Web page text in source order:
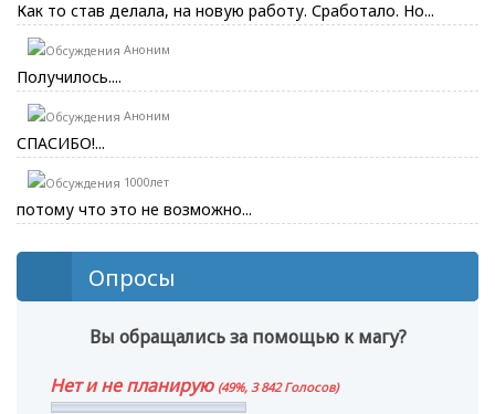
Как то став делала, на новую работу. Сработало. Но...
Аноним
Получилось....
Аноним
СПАСИБО!...
1000лет
потому что это не возможно...
Опросы
Вы обращались за помощью к магу?
Нет и не планирую (49%, 3 842 Голосов)